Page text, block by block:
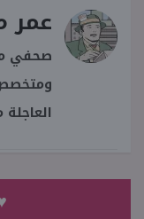
صحفي
ومتخصص
العاجلة